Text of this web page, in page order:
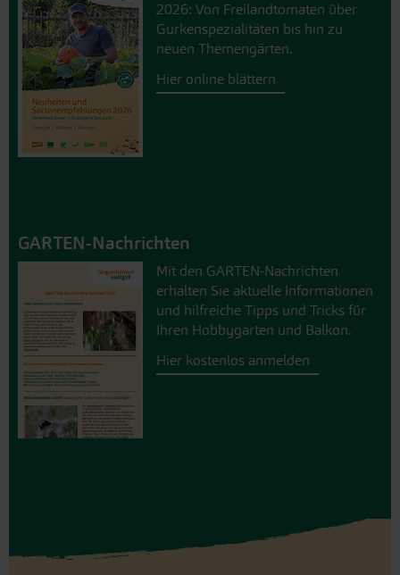
2026: Von Freilandtomaten über
Gurkenspezialitäten bis hin zu
neuen Themengärten.
Hier online blättern
GARTEN-Nachrichten
Mit den GARTEN-Nachrichten
erhalten Sie aktuelle Informationen
und hilfreiche Tipps und Tricks für
Ihren Hobbygarten und Balkon.
Hier kostenlos anmelden